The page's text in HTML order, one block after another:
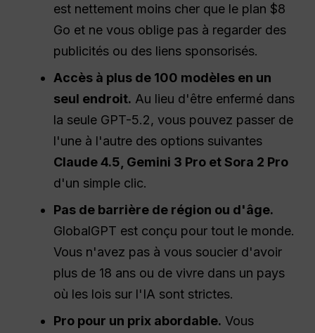
est nettement moins cher que le plan $8
Go et ne vous oblige pas à regarder des
publicités ou des liens sponsorisés.
Accès à plus de 100 modèles en un
seul endroit. Au lieu d'être enfermé dans
la seule GPT-5.2, vous pouvez passer de
l'une à l'autre des options suivantes
Claude 4.5, Gemini 3 Pro et Sora 2 Pro
d'un simple clic.
Pas de barrière de région ou d'âge.
GlobalGPT est conçu pour tout le monde.
Vous n'avez pas à vous soucier d'avoir
plus de 18 ans ou de vivre dans un pays
où les lois sur l'IA sont strictes.
Pro pour un prix abordable. Vous